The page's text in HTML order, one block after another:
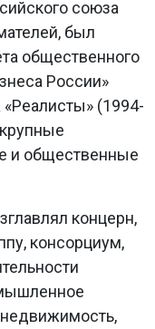
союза
был
общественного
России»
(1994-
и общественные
концерн,
консорциум,
недвижимость,